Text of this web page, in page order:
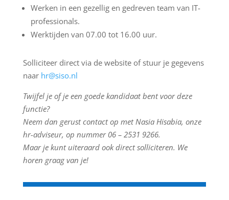
Werken in een gezellig en gedreven team van IT-
professionals.
Werktijden van 07.00 tot 16.00 uur.
Solliciteer direct via de website of stuur je gegevens
naar hr@siso.nl
Twijfel je of je een goede kandidaat bent voor deze
functie?
Neem dan gerust contact op met Nasia Hisabia, onze
hr-adviseur, op nummer 06 – 2531 9266.
Maar je kunt uiteraard ook direct solliciteren. We
horen graag van je!